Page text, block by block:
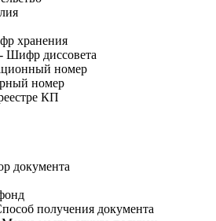
хранения
- Шифр диссовета
номер
номер
КП
документа
получения документа